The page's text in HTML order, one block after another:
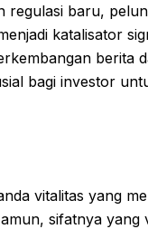
regulasi baru,
katalisator
berita
bagi investor
vitalitas yang
sifatnya yang